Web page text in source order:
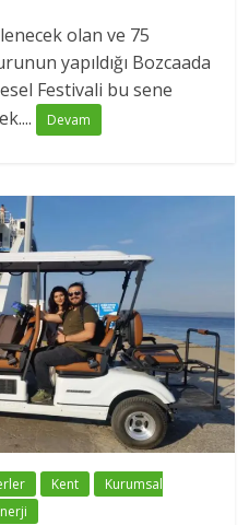
olan ve 75
yapıldığı Bozcaada
Festivali bu sene
Devam
Kent
Kurumsal